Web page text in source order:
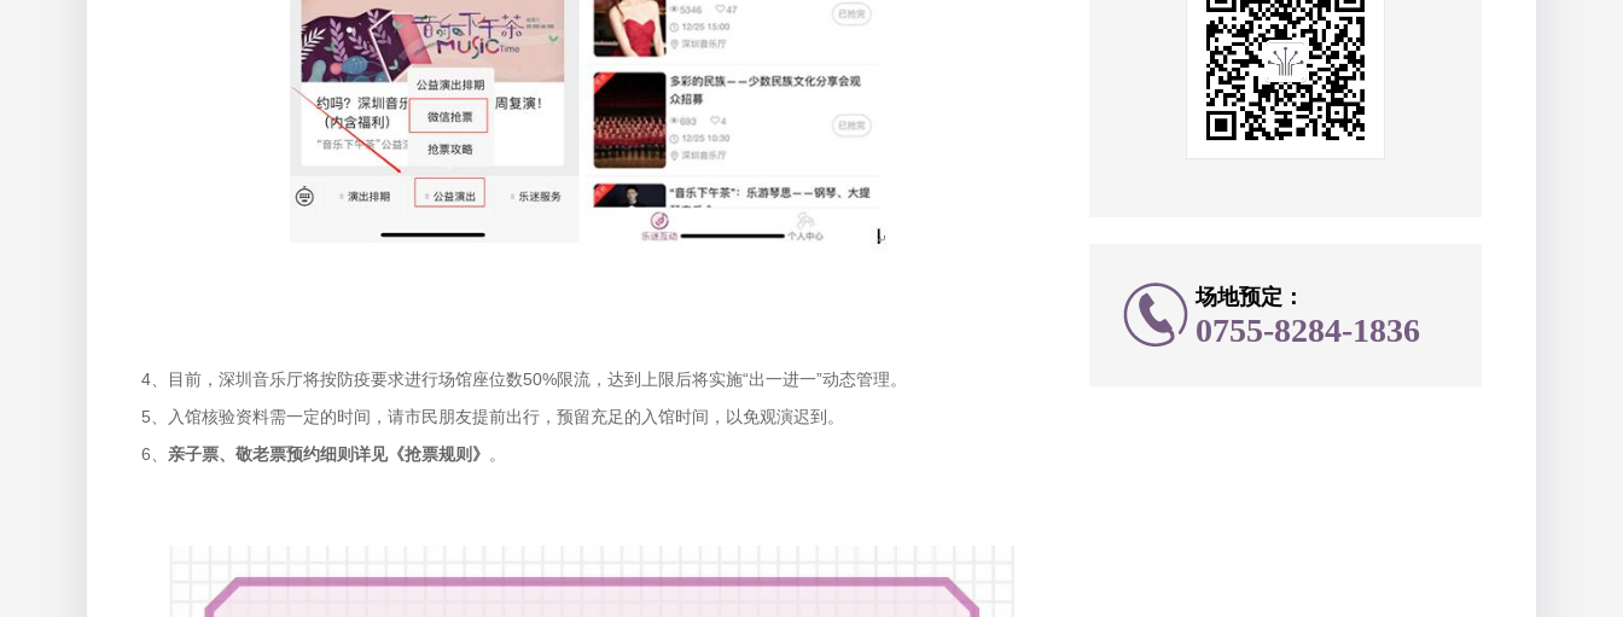
4、目前，深圳音乐厅将按防疫要求进行场馆座位数50%限流，达到上限后将实施“出一进一”动态管理。
5、入馆核验资料需一定的时间，请市民朋友提前出行，预留充足的入馆时间，以免观演迟到。
6、 亲子票、敬老票预约细则详见《抢票规则》 。
场地预定：
0755-8284-1836